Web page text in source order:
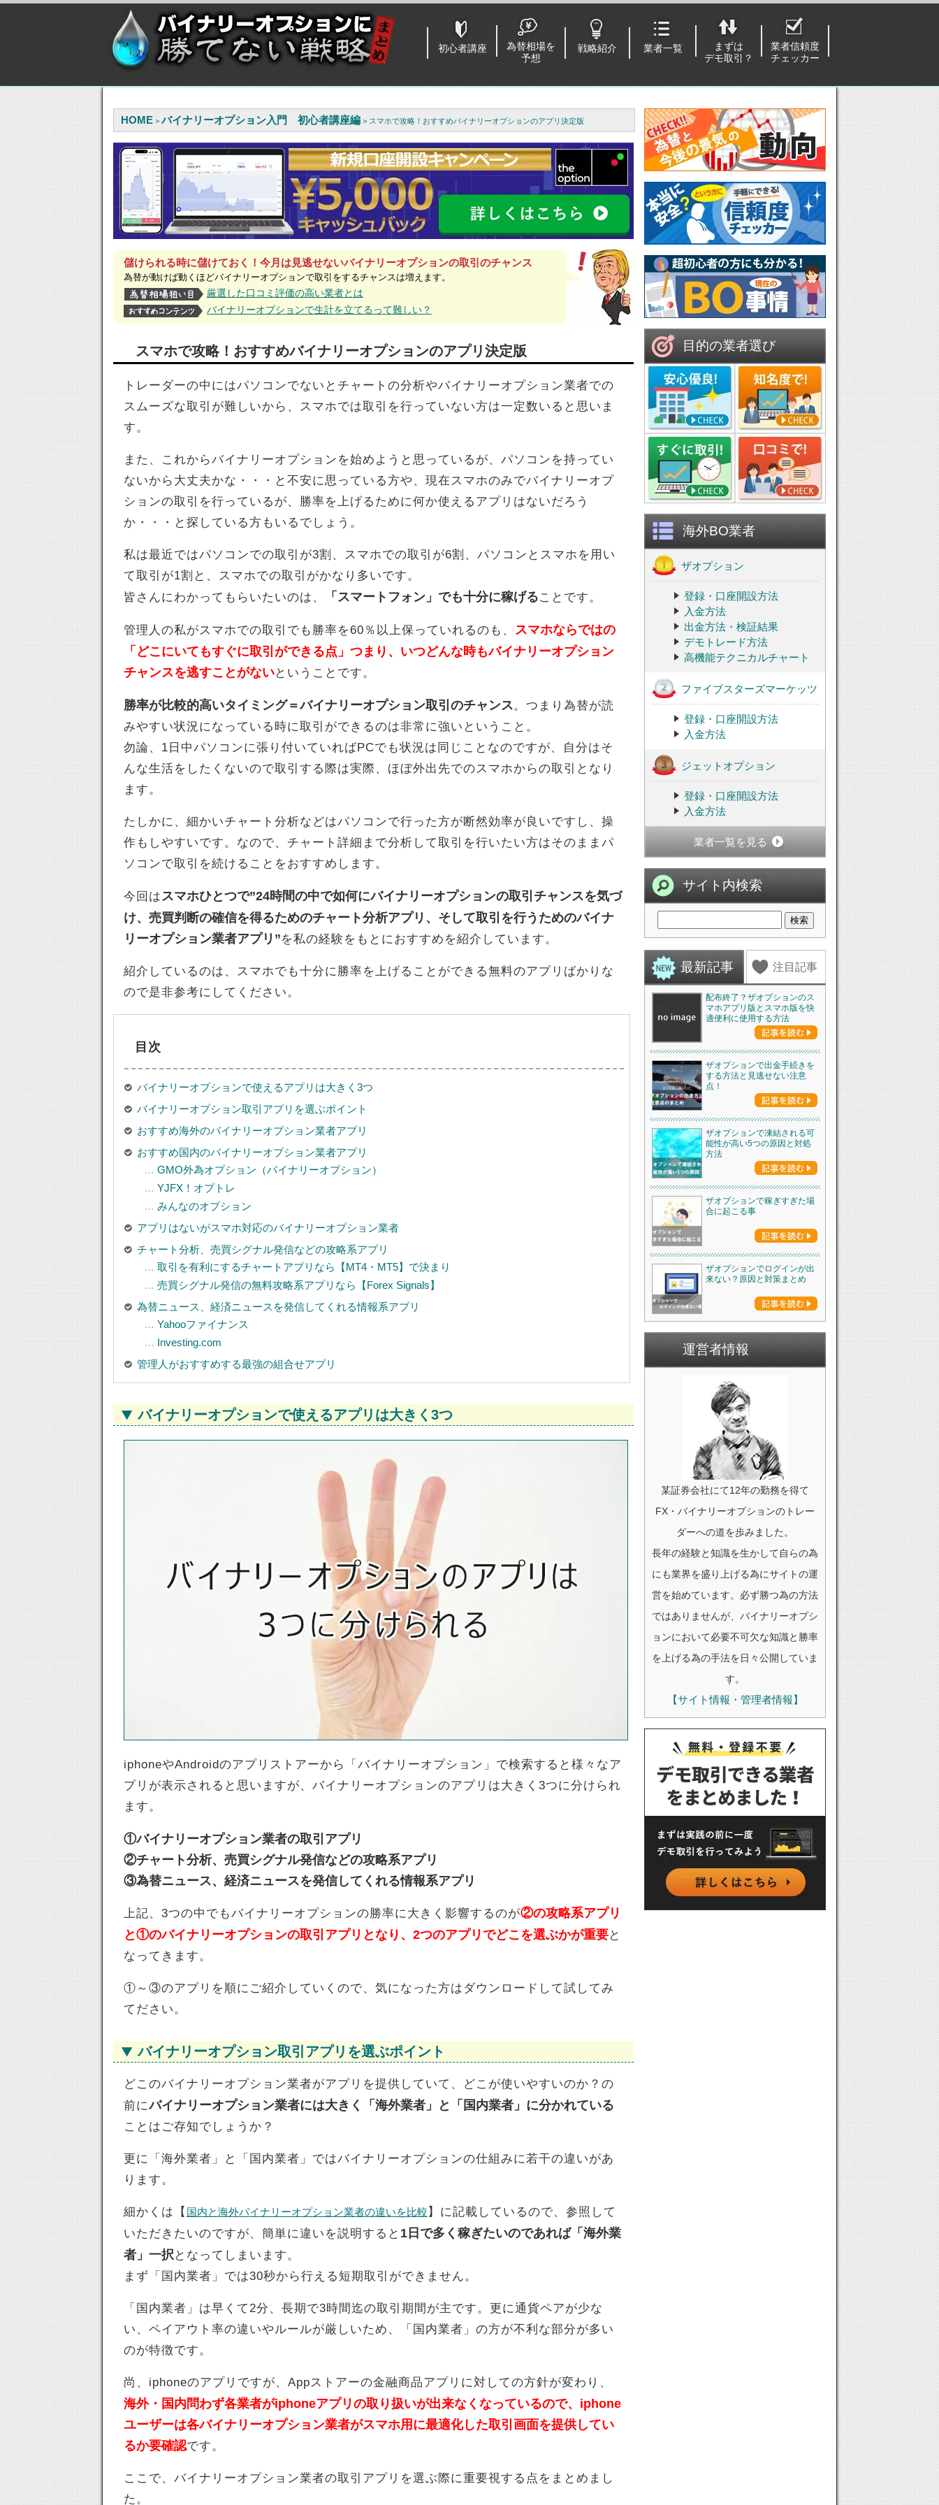
初心者講座
為替相場を
予想
戦略紹介 業者一覧
まずは
デモ取引？
業者信頼度
チェッカー
HOME >バイナリーオプション入門 初心者講座編 > スマホで攻略！おすすめバイナリーオプションのアプリ決定版
儲けられる時に儲けておく！今月は見逃せないバイナリーオプションの取引のチャンス
為替が動けば動くほどバイナリーオプションで取引をするチャンスは増えます。
厳選した口コミ評価の高い業者とは
バイナリーオプションで生計を立てるって難しい？
スマホで攻略！おすすめバイナリーオプションのアプリ決定版
トレーダーの中にはパソコンでないとチャートの分析やバイナリーオプション業者での
スムーズな取引が難しいから、スマホでは取引を行っていない方は一定数いると思いま
す。
また、これからバイナリーオプションを始めようと思っているが、パソコンを持ってい
ないから大丈夫かな・・・と不安に思っている方や、現在スマホのみでバイナリーオプ
ションの取引を行っているが、勝率を上げるために何か使えるアプリはないだろう
か・・・と探している方もいるでしょう。
私は最近ではパソコンでの取引が3割、スマホでの取引が6割、パソコンとスマホを用い
て取引が1割と、スマホでの取引がかなり多いです。
皆さんにわかってもらいたいのは、
「スマートフォン」でも十分に稼げることです。
管理人の私がスマホでの取引でも勝率を60％以上保っていれるのも、 スマホならではの
「どこにいてもすぐに取引ができる点」つまり、いつどんな時もバイナリーオプション
チャンスを逃すことがないということです。
勝率が比較的高いタイミング＝バイナリーオプション取引のチャンス。つまり為替が読
みやすい状況になっている時に取引ができるのは非常に強いということ。
勿論、1日中パソコンに張り付いていればPCでも状況は同じことなのですが、自分はそ
んな生活をしたくないので取引する際は実際、ほぼ外出先でのスマホからの取引となり
ます。
たしかに、細かいチャート分析などはパソコンで行った方が断然効率が良いですし、操
作もしやすいです。なので、チャート詳細まで分析して取引を行いたい方はそのままパ
ソコンで取引を続けることをおすすめします。
今回はスマホひとつで”24時間の中で如何にバイナリーオプションの取引チャンスを気づ
け、売買判断の確信を得るためのチャート分析アプリ、そして取引を行うためのバイナ
リーオプション業者アプリ”を私の経験をもとにおすすめを紹介しています。
紹介しているのは、スマホでも十分に勝率を上げることができる無料のアプリばかりな
ので是非参考にしてください。
目次
バイナリーオプションで使えるアプリは大きく3つ
バイナリーオプション取引アプリを選ぶポイント
おすすめ海外のバイナリーオプション業者アプリ
おすすめ国内のバイナリーオプション業者アプリ
GMO外為オプション（バイナリーオプション）
YJFX！オプトレ
みんなのオプション
アプリはないがスマホ対応のバイナリーオプション業者
チャート分析、売買シグナル発信などの攻略系アプリ
取引を有利にするチャートアプリなら【MT4・MT5】で決まり
売買シグナル発信の無料攻略系アプリなら【Forex Signals】
為替ニュース、経済ニュースを発信してくれる情報系アプリ
Yahooファイナンス
Investing.com
管理人がおすすめする最強の組合せアプリ
バイナリーオプションで使えるアプリは大きく3つ
iphoneやAndroidのアプリストアーから「バイナリーオプション」で検索すると様々なア
プリが表示されると思いますが、バイナリーオプションのアプリは大きく3つに分けられ
ます。
①バイナリーオプション業者の取引アプリ
②チャート分析、売買シグナル発信などの攻略系アプリ
③為替ニュース、経済ニュースを発信してくれる情報系アプリ
上記、3つの中でもバイナリーオプションの勝率に大きく影響するのが②の攻略系アプリ
と①のバイナリーオプションの取引アプリとなり、2つのアプリでどこを選ぶかが重要と
なってきます。
①～③のアプリを順にご紹介していくので、気になった方はダウンロードして試してみ
てださい。
バイナリーオプション取引アプリを選ぶポイント
どこのバイナリーオプション業者がアプリを提供していて、どこが使いやすいのか？の
前にバイナリーオプション業者には大きく「海外業者」と「国内業者」に分かれている
ことはご存知でしょうか？
更に「海外業者」と「国内業者」ではバイナリーオプションの仕組みに若干の違いがあ
ります。
細かくは【 国内と海外バイナリーオプション業者の違いを比較 】に記載しているので、参照して
いただきたいのですが、簡単に違いを説明すると 1日で多く稼ぎたいのであれば「海外業
者」一択となってしまいます。
まず「国内業者」では30秒から行える短期取引ができません。
「国内業者」は早くて2分、長期で3時間迄の取引期間が主です。更に通貨ペアが少な
い、ペイアウト率の違いやルールが厳しいため、「国内業者」の方が不利な部分が多い
のが特徴です。
尚、iphoneのアプリですが、Appストアーの金融商品アプリに対しての方針が変わり、
海外・国内問わず各業者がiphoneアプリの取り扱いが出来なくなっているので、iphone
ユーザーは各バイナリーオプション業者がスマホ用に最適化した取引画面を提供してい
るか要確認です。
ここで、バイナリーオプション業者の取引アプリを選ぶ際に重要視する点をまとめまし
た。
目的の業者選び
海外BO業者
ザオプション
登録・口座開設方法
入金方法
出金方法・検証結果
デモトレード方法
高機能テクニカルチャート
ファイブスターズマーケッツ
登録・口座開設方法
入金方法
ジェットオプション
登録・口座開設方法
入金方法
業者一覧を見る
サイト内検索
最新記事 注目記事
配布終了？ザオプションのス
マホアプリ版とスマホ版を快
適便利に使用する方法
ザオプションで出金手続きを
する方法と見逃せない注意
点！
ザオプションで凍結される可
能性が高い5つの原因と対処
方法
ザオプションで稼ぎすぎた場
合に起こる事
ザオプションでログインが出
来ない？原因と対策まとめ
運営者情報
某証券会社にて12年の勤務を得て
FX・バイナリーオプションのトレー
ダーへの道を歩みました。
長年の経験と知識を生かして自らの為
にも業界を盛り上げる為にサイトの運
営を始めています。必ず勝つ為の方法
ではありませんが、バイナリーオプシ
ョンにおいて必要不可欠な知識と勝率
を上げる為の手法を日々公開していま
す。
【サイト情報・管理者情報】